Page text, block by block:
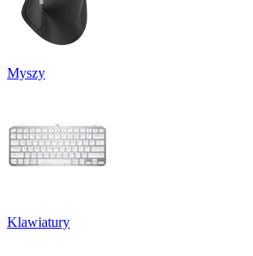
Myszy
Klawiatury